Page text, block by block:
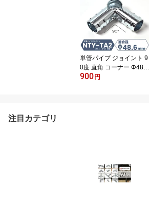
単管パイプ ジョイント 9
0度 直角 コーナー Φ48.6
mm用 NTY-TA2 4方向 接
900 円
注目カテゴリ